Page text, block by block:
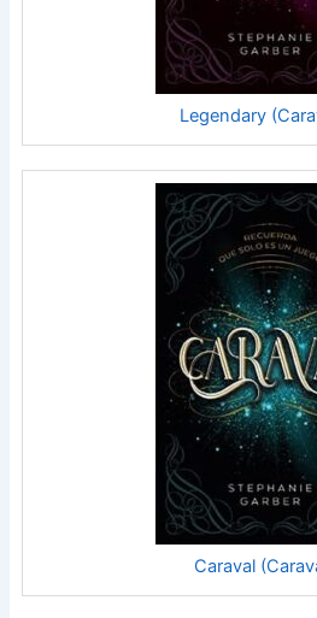
Legendary
Caraval